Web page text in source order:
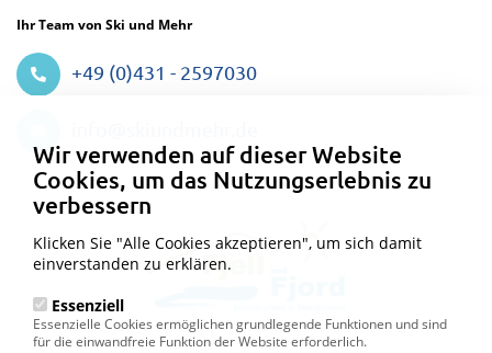
Ihr Team von Ski und Mehr
+49 (0)431 - 2597030
Wir verwenden auf dieser Website
Cookies, um das Nutzungserlebnis zu
verbessern
Klicken Sie "Alle Cookies akzeptieren", um sich damit
einverstanden zu erklären.
Essenziell
Essenzielle Cookies ermöglichen grundlegende Funktionen und sind
für die einwandfreie Funktion der Website erforderlich.